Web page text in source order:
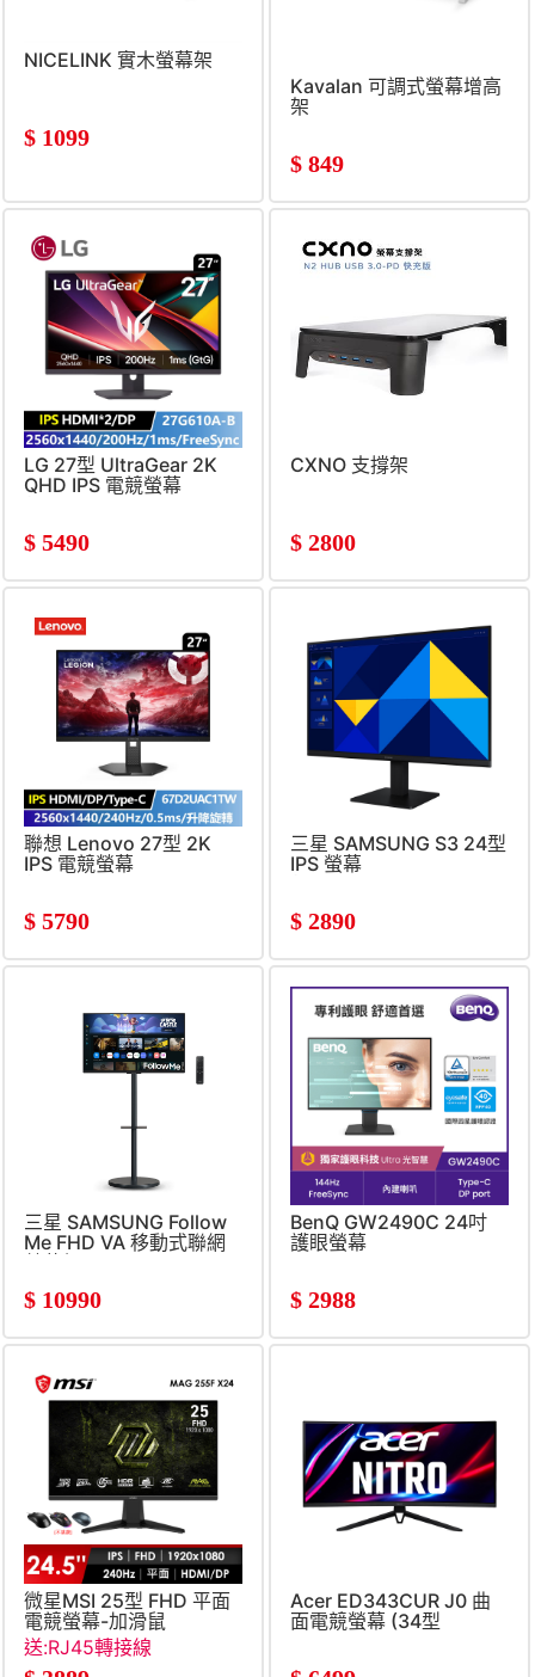
NICELINK 實木螢幕架
$ 1099
Kavalan 可調式螢幕增高
架
$ 849
LG 27型 UltraGear 2K
QHD IPS 電競螢幕
$ 5490
CXNO 支撐架
$ 2800
聯想 Lenovo 27型 2K
IPS 電競螢幕
$ 5790
三星 SAMSUNG S3 24型
IPS 螢幕
$ 2890
三星 SAMSUNG Follow
Me FHD VA 移動式聯網
喇叭*2)
$ 10990
BenQ GW2490C 24吋
護眼螢幕
$ 2988
微星MSI 25型 FHD 平面
電競螢幕-加滑鼠
送:RJ45轉接線
Acer ED343CUR J0 曲
面電競螢幕 (34型